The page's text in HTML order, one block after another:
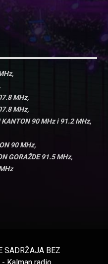
MHz,
MHz,
KANTON 90 MHz i 91.2 MHz,
90 MHz,
GORAŽDE 91.5 MHz,
SADRŽAJA BEZ